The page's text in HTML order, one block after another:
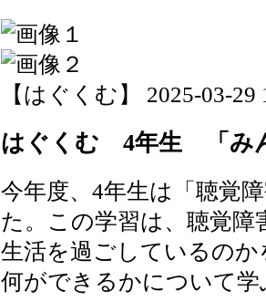
【はぐくむ】 2025-03-29
はぐくむ 4年生 「み
今年度、4年生は「聴覚
た。この学習は、聴覚
生活を過ごしているの
何ができるかについて